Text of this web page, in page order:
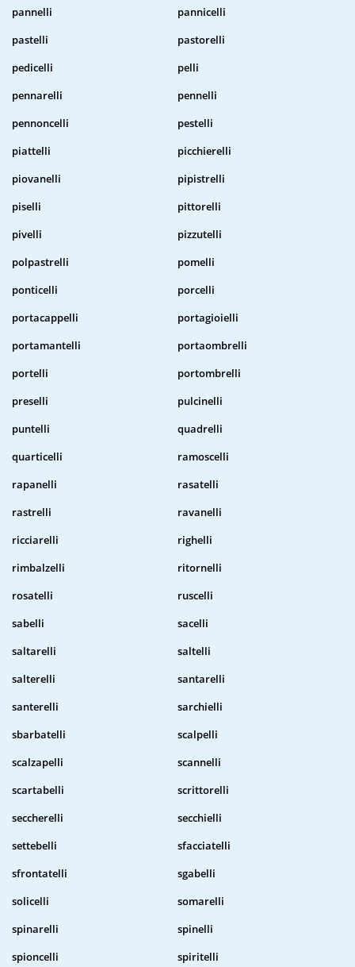
pannelli
pannicelli
pastelli
pastorelli
pedicelli
pelli
pennarelli
pennelli
pennoncelli
pestelli
piattelli
picchierelli
piovanelli
pipistrelli
piselli
pittorelli
pivelli
pizzutelli
polpastrelli
pomelli
ponticelli
porcelli
portacappelli
portagioielli
portamantelli
portaombrelli
portelli
portombrelli
preselli
pulcinelli
puntelli
quadrelli
quarticelli
ramoscelli
rapanelli
rasatelli
rastrelli
ravanelli
ricciarelli
righelli
rimbalzelli
ritornelli
rosatelli
ruscelli
sabelli
sacelli
saltarelli
saltelli
salterelli
santarelli
santerelli
sarchielli
sbarbatelli
scalpelli
scalzapelli
scannelli
scartabelli
scrittorelli
seccherelli
secchielli
settebelli
sfacciatelli
sfrontatelli
sgabelli
solicelli
somarelli
spinarelli
spinelli
spioncelli
spiritelli